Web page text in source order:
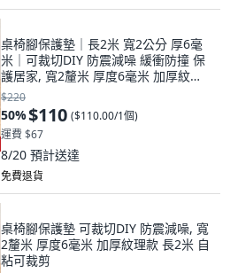
桌椅腳保護墊｜長2米 寬2公分 厚6毫
米｜可裁切DIY 防震減噪 緩衝防撞 保
護居家, 寬2釐米 厚度6毫米 加厚紋理
款 長2米 自粘可裁剪
$220
50%$110 ($110.00/1個)
運費 $67
8/20 預計送達
免費退貨
桌椅腳保護墊 可裁切DIY 防震減噪, 寬
2釐米 厚度6毫米 加厚紋理款 長2米 自
粘可裁剪